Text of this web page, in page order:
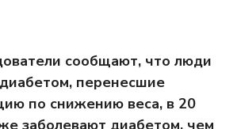
сообщают, что люди
перенесшие
по снижению веса, в 20